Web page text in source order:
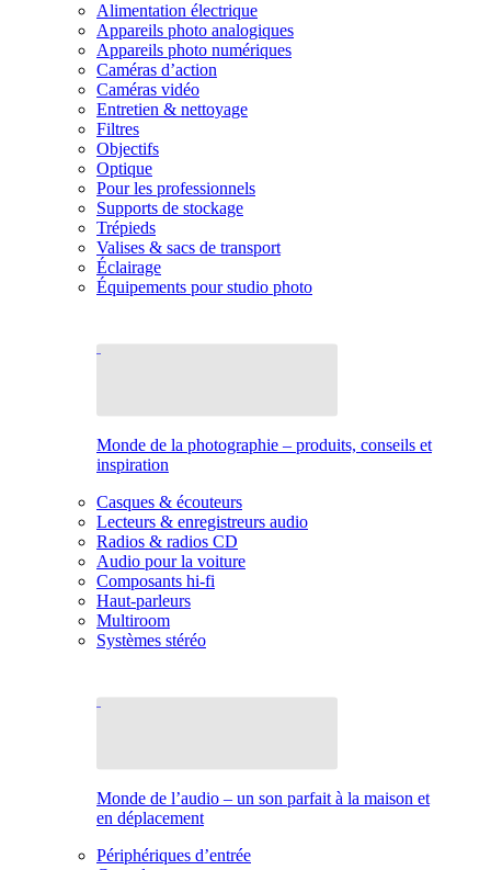
Alimentation électrique
Appareils photo analogiques
Appareils photo numériques
Caméras d’action
Caméras vidéo
Entretien & nettoyage
Filtres
Objectifs
Optique
Pour les professionnels
Supports de stockage
Trépieds
Valises & sacs de transport
Éclairage
Équipements pour studio photo
Monde de la photographie – produits, conseils et
inspiration
Casques & écouteurs
Lecteurs & enregistreurs audio
Radios & radios CD
Audio pour la voiture
Composants hi-fi
Haut-parleurs
Multiroom
Systèmes stéréo
Monde de l’audio – un son parfait à la maison et
en déplacement
Périphériques d’entrée